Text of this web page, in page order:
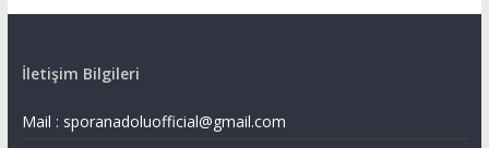
İletişim Bilgileri
Mail : sporanadoluofficial@gmail.com